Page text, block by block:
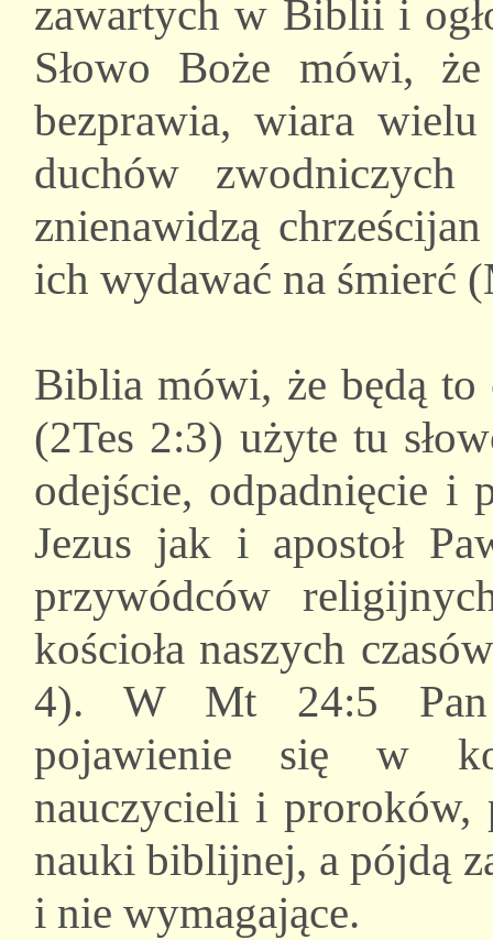
zawartych w Biblii i
Słowo Boże mówi,
bezprawia, wiara
duchów
znienawidzą
ich wydawać na śmierć
Biblia mówi, że będą to
(2Tes 2:3) użyte tu
odejście, odpadnięcie i
Jezus jak i apostoł
przywódców
kościoła naszych
4). W Mt 24:5 Pan
pojawienie się w
nauczycieli i proroków,
nauki biblijnej, a pójdą
i nie wymagające.